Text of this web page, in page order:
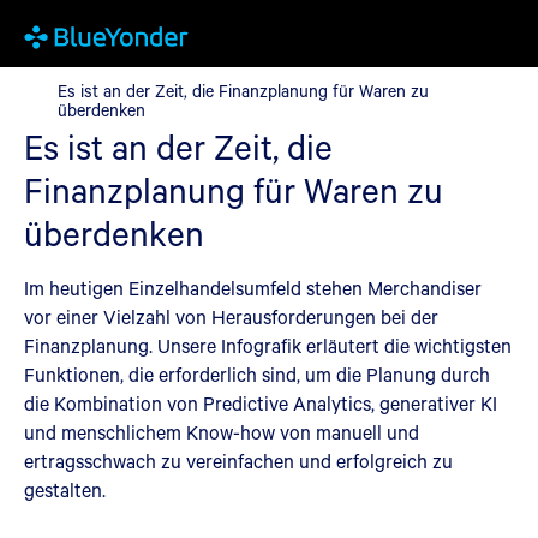
Es ist an der Zeit, die Finanzplanung für Waren zu überdenken
Es ist an der Zeit, die Finanzplanung für Waren zu
überdenken
Es ist an der Zeit, die
Finanzplanung für Waren zu
überdenken
Im heutigen Einzelhandelsumfeld stehen Merchandiser
vor einer Vielzahl von Herausforderungen bei der
Finanzplanung. Unsere Infografik erläutert die wichtigsten
Funktionen, die erforderlich sind, um die Planung durch
die Kombination von Predictive Analytics, generativer KI
und menschlichem Know-how von manuell und
ertragsschwach zu vereinfachen und erfolgreich zu
gestalten.